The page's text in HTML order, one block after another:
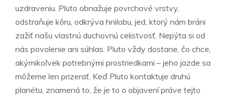
uzdraveniu. Pluto obnažuje povrchové vrstvy,
odstraňuje kôru, odkrýva hnilobu, jed, ktorý nám bráni
zažiť našu vlastnú duchovnú celistvosť. Nepýta si od
nás povolenie ani súhlas. Pluto vždy dostane, čo chce,
akýmikoľvek potrebnými prostriedkami – jeho jazde sa
môžeme len prizerať. Keď Pluto kontaktuje druhú
planétu, znamená to, že je to o objavení práve tejto